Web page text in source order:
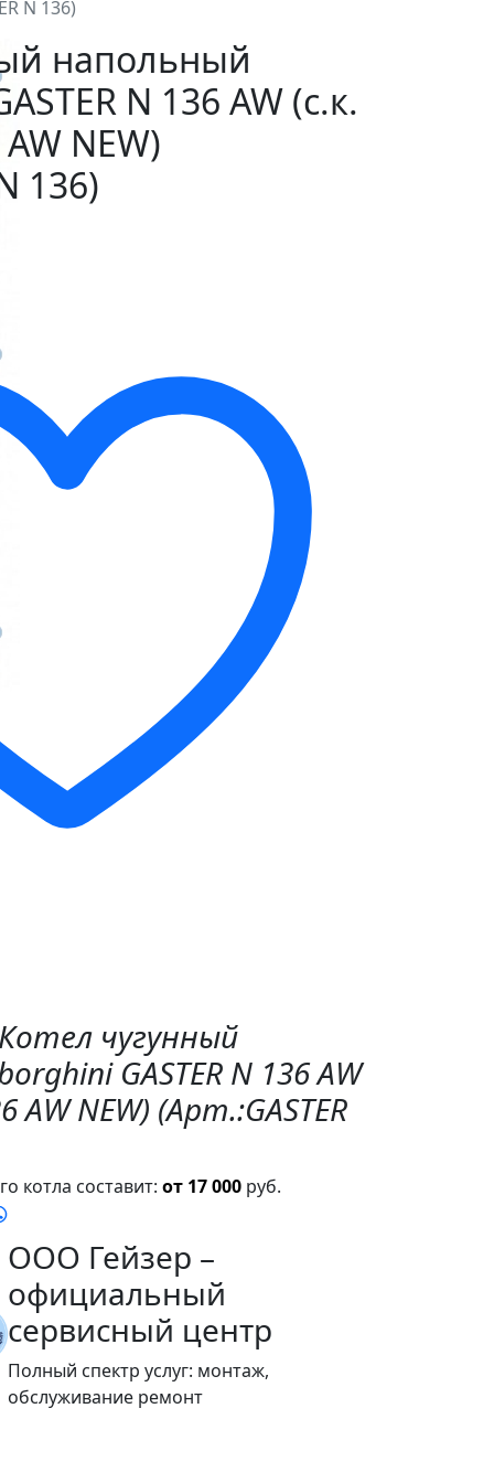
N 136)
напольный
N 136 AW (с.к.
NEW)
136)
чугунный
GASTER N 136 AW
AW NEW) (Арт.:GASTER
котла составит: от 17 000 руб.
ООО Гейзер –
официальный
сервисный центр
Полный спектр услуг: монтаж,
обслуживание ремонт